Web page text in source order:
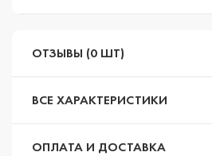
ОТЗЫВЫ (0 ШТ)
ВСЕ ХАРАКТЕРИСТИКИ
ОПЛАТА И ДОСТАВКА